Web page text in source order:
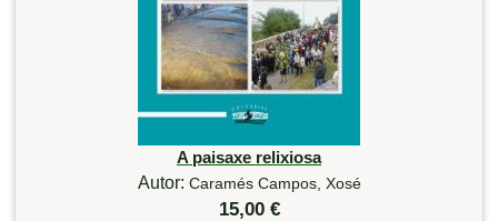
A paisaxe relixiosa
Autor: Caramés Campos, Xosé
15,00 €